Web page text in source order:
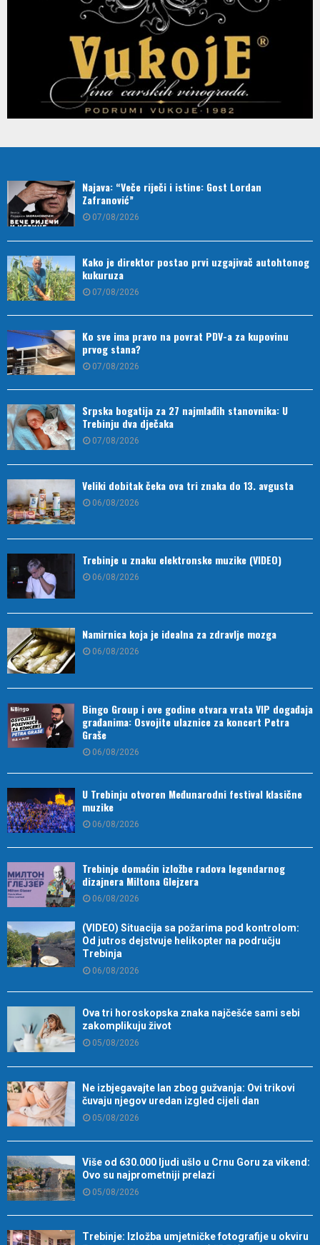
Najava: “Veče riječi i istine: Gost Lordan
Zafranović”
07/08/2026
Kako je direktor postao prvi uzgajivač autohtonog
kukuruza
07/08/2026
Ko sve ima pravo na povrat PDV-a za kupovinu
prvog stana?
07/08/2026
Srpska bogatija za 27 najmlađih stanovnika: U
Trebinju dva dječaka
07/08/2026
Veliki dobitak čeka ova tri znaka do 13. avgusta
06/08/2026
Trebinje u znaku elektronske muzike (VIDEO)
06/08/2026
Namirnica koja je idealna za zdravlje mozga
06/08/2026
Bingo Group i ove godine otvara vrata VIP događaja
građanima: Osvojite ulaznice za koncert Petra
Graše
06/08/2026
U Trebinju otvoren Međunarodni festival klasične
muzike
06/08/2026
Trebinje domaćin izložbe radova legendarnog
dizajnera Miltona Glejzera
06/08/2026
(VIDEO) Situacija sa požarima pod kontrolom:
Od jutros dejstvuje helikopter na području
Trebinja
06/08/2026
Ova tri horoskopska znaka najčešće sami sebi
zakomplikuju život
05/08/2026
Ne izbjegavajte lan zbog gužvanja: Ovi trikovi
čuvaju njegov uredan izgled cijeli dan
05/08/2026
Više od 630.000 ljudi ušlo u Crnu Goru za vikend:
Ovo su najprometniji prelazi
05/08/2026
Trebinje: Izložba umjetničke fotografije u okviru